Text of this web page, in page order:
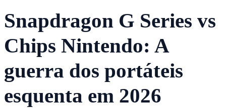
Snapdragon G Series vs
Chips Nintendo: A
guerra dos portáteis
esquenta em 2026